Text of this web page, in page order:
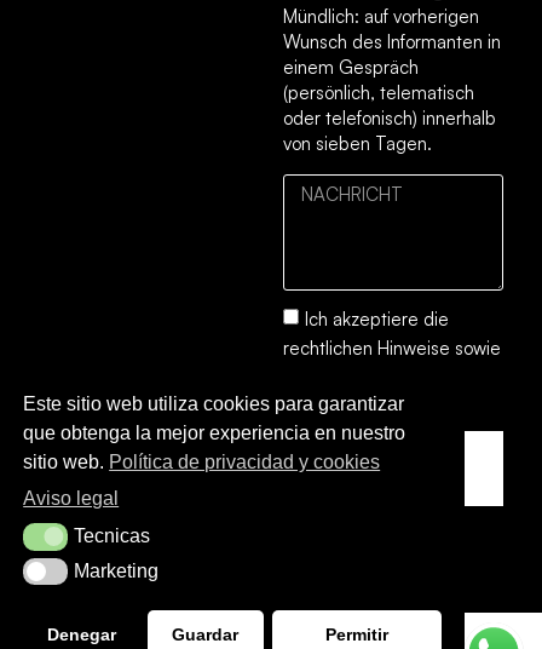
Mündlich: auf vorherigen
Wunsch des Informanten in
einem Gespräch
(persönlich, telematisch
oder telefonisch) innerhalb
von sieben Tagen.
Ich akzeptiere die
rechtlichen Hinweise sowie
Cookie-Richtlinie.
SENDEN
Este sitio web utiliza cookies para garantizar
que obtenga la mejor experiencia en nuestro
sitio web. Política de privacidad y cookies
Aviso legal
TecnicasTecnicas
MarketingMarketing
Denegar Guardar Permitir